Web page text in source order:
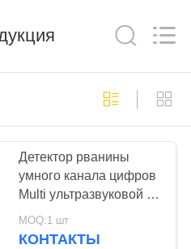
Детектор рванины
умного канала цифров
Multi ультразвуковой в
физике
MOQ:1 шт
КОНТАКТЫ